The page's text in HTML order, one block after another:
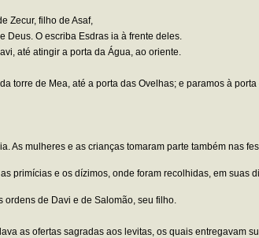
Zecur, filho de Asaf,
O escriba Esdras ia à frente deles.
até atingir a porta da Água, ao oriente.
torre de Mea, até a porta das Ovelhas; e paramos à porta
mulheres e as crianças tomaram parte também nas
primícias e os dízimos, onde foram recolhidas, em suas
de Davi e de Salomão, seu filho.
as ofertas sagradas aos levitas, os quais entregavam